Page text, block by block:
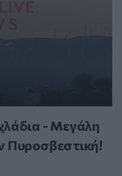
- Μεγάλη
Πυροσβεστική!